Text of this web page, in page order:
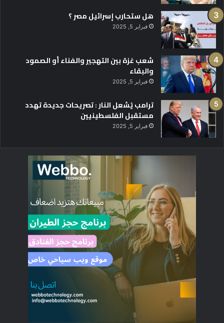
هل ستحارب إسرائيل مصر ؟
فبراير 5, 2025
شعب غزة بين التهجير والفناء أو الصمود
والبقاء
فبراير 5, 2025
ترامب يُشعل النار : تصريحات جديدة تهدد
مستقبل الفلسطينيين
فبراير 5, 2025